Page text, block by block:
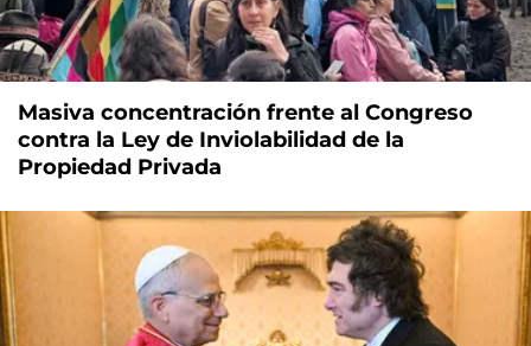
Masiva concentración frente al Congreso
contra la Ley de Inviolabilidad de la
Propiedad Privada